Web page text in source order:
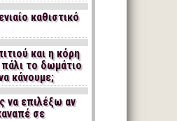
καθιστικό
και η κόρη
το δωμάτιο
κάνουμε;
να επιλέξω αν
σε